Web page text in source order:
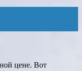
цене. Вот